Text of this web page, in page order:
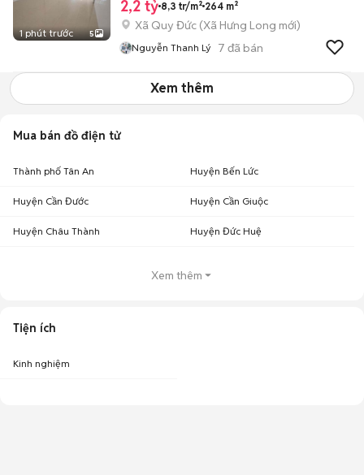
1 phút trước 5
2,2 tỷ 8,3 tr/m² 264 m²
Xã Quy Đức (Xã Hưng Long mới)
Nguyễn Thanh Lý 7 đã bán
Xem thêm
Mua bán đồ điện tử
Thành phố Tân An Huyện Bến Lức
Huyện Cần Đước Huyện Cần Giuộc
Huyện Châu Thành Huyện Đức Huệ
Xem thêm
Tiện ích
Kinh nghiệm